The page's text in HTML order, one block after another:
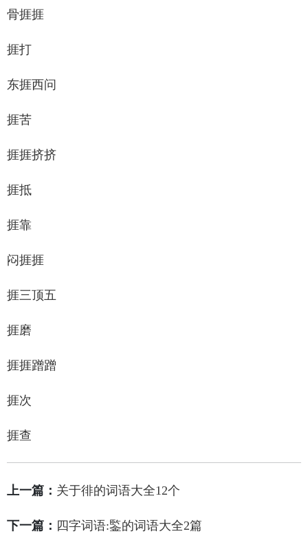
骨捱捱
捱打
东捱西问
捱苦
捱捱挤挤
捱抵
捱靠
闷捱捱
捱三顶五
捱磨
捱捱蹭蹭
捱次
捱查
上一篇： 关于徘的词语大全12个
下一篇： 四字词语:鍳的词语大全2篇